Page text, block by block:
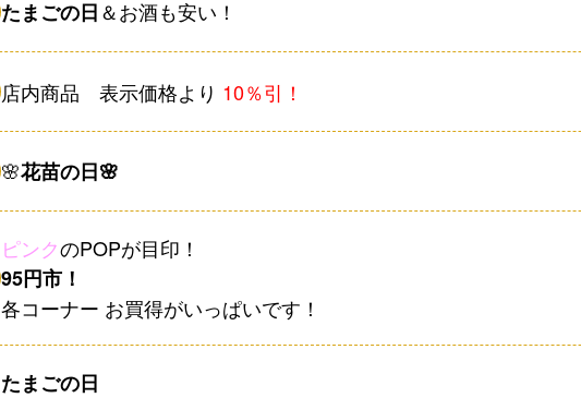
たまごの日＆お酒も安い！
店内商品 表示価格より 10％引！
🌸花苗の日🌸
ピンクのPOPが目印！
95円市！
各コーナー お買得がいっぱいです！
たまごの日